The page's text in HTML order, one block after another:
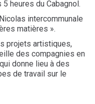
heures du Cabagnol.
intercommunale
matières ».
projets artistiques,
des compagnies en
donne lieu à des
de travail sur le